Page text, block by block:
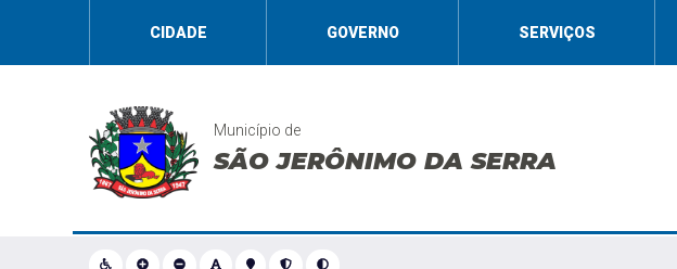
CIDADE GOVERNO SERVIÇOS
Município de
SÃO JERÔNIMO DA SERRA